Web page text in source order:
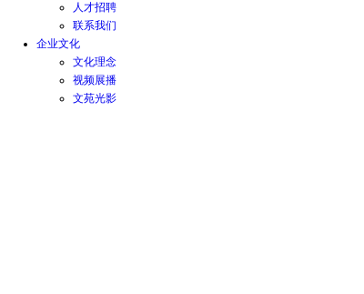
人才招聘
联系我们
企业文化
文化理念
视频展播
文苑光影